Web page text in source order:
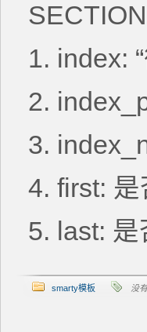
1. index:
2.
3.
4. first:
5. last:
smarty模板 没